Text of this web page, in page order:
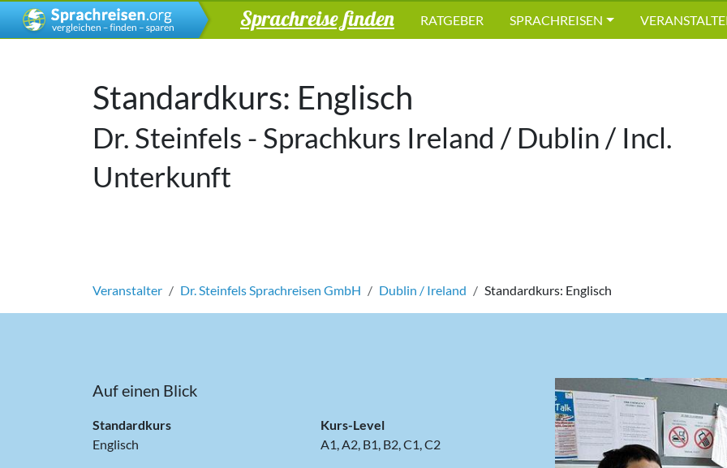
Sprachreise finden RATGEBER SPRACHREISEN
Standardkurs: Englisch
Dr. Steinfels - Sprachkurs Ireland / Dublin / Incl.
Unterkunft
Veranstalter Dr. Steinfels Sprachreisen GmbH Dublin / Ireland Standardkurs: Englisch
Auf einen Blick
Standardkurs
Englisch
Kurs-Level
A1, A2, B1, B2, C1, C2